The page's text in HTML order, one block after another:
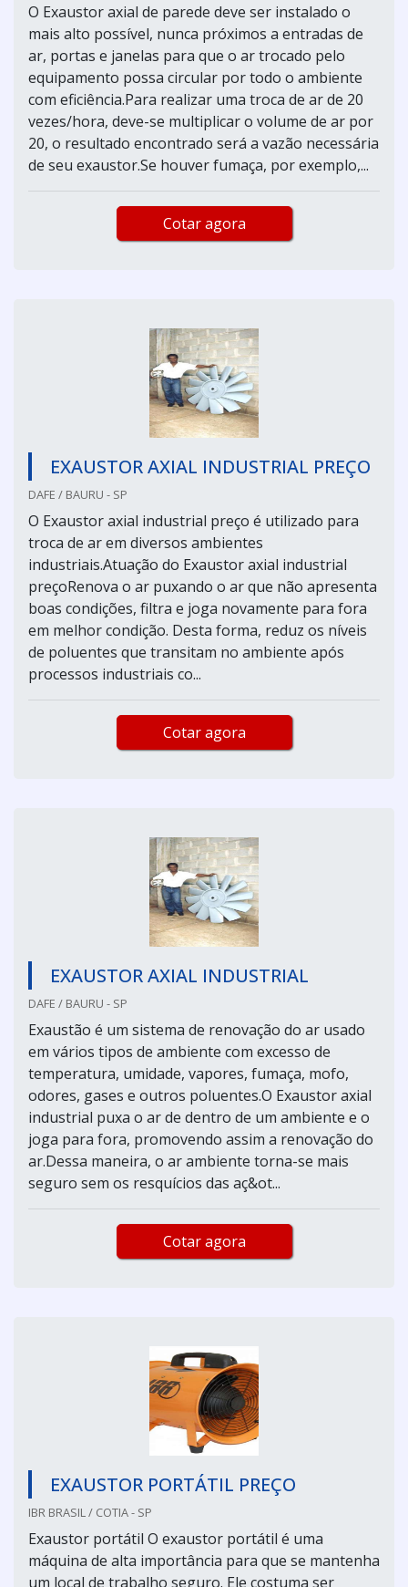
O Exaustor axial de parede deve ser instalado o
mais alto possível, nunca próximos a entradas de
ar, portas e janelas para que o ar trocado pelo
equipamento possa circular por todo o ambiente
com eficiência.Para realizar uma troca de ar de 20
vezes/hora, deve-se multiplicar o volume de ar por
20, o resultado encontrado será a vazão necessária
de seu exaustor.Se houver fumaça, por exemplo,...
Cotar agora
EXAUSTOR AXIAL INDUSTRIAL PREÇO
DAFE / BAURU - SP
O Exaustor axial industrial preço é utilizado para
troca de ar em diversos ambientes
industriais.Atuação do Exaustor axial industrial
preçoRenova o ar puxando o ar que não apresenta
boas condições, filtra e joga novamente para fora
em melhor condição. Desta forma, reduz os níveis
de poluentes que transitam no ambiente após
processos industriais co...
Cotar agora
EXAUSTOR AXIAL INDUSTRIAL
DAFE / BAURU - SP
Exaustão é um sistema de renovação do ar usado
em vários tipos de ambiente com excesso de
temperatura, umidade, vapores, fumaça, mofo,
odores, gases e outros poluentes.O Exaustor axial
industrial puxa o ar de dentro de um ambiente e o
joga para fora, promovendo assim a renovação do
ar.Dessa maneira, o ar ambiente torna-se mais
seguro sem os resquícios das aç&ot...
Cotar agora
EXAUSTOR PORTÁTIL PREÇO
IBR BRASIL / COTIA - SP
Exaustor portátil O exaustor portátil é uma
máquina de alta importância para que se mantenha
um local de trabalho seguro. Ele costuma ser